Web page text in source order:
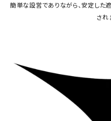
簡単な設営でありながら、安定した
され